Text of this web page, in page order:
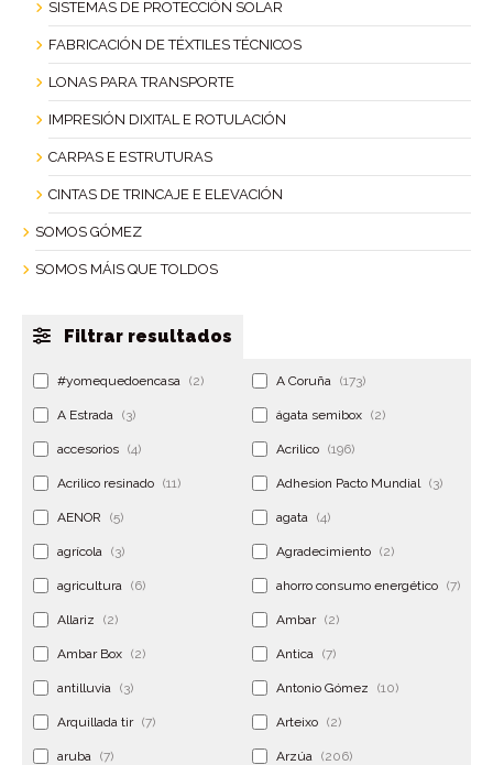
SISTEMAS DE PROTECCIÓN SOLAR
FABRICACIÓN DE TÉXTILES TÉCNICOS
LONAS PARA TRANSPORTE
IMPRESIÓN DIXITAL E ROTULACIÓN
CARPAS E ESTRUTURAS
CINTAS DE TRINCAJE E ELEVACIÓN
SOMOS GÓMEZ
SOMOS MÁIS QUE TOLDOS
Filtrar resultados
#yomequedoencasa (2) A Coruña (173)
A Estrada (3) ágata semibox (2)
accesorios (4) Acrilico (196)
Acrilico resinado (11) Adhesion Pacto Mundial (3)
AENOR (5) agata (4)
agrícola (3) Agradecimiento (2)
agricultura (6) ahorro consumo energético (7)
Allariz (2) Ambar (2)
Ambar Box (2) Antica (7)
antilluvia (3) Antonio Gómez (10)
Arquillada tir (7) Arteixo (2)
aruba (7) Arzúa (206)